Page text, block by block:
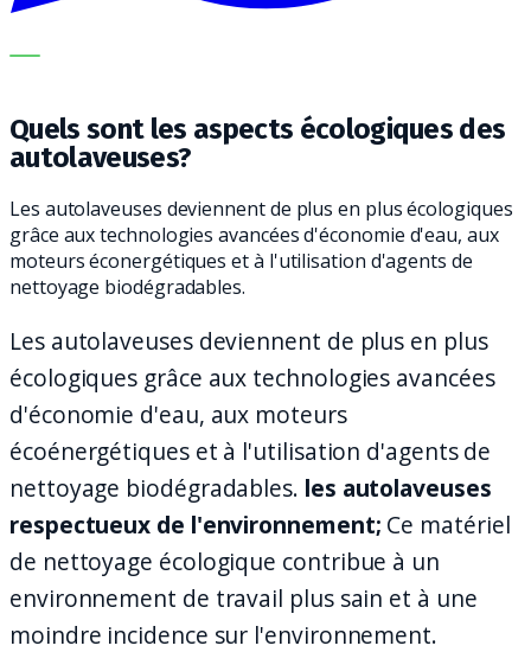
ÉTAPE ET LE TRADUISENT EN CHOIX PRATIQUES POUR
Quels sont les aspects écologiques des
autolaveuses?
Les autolaveuses deviennent de plus en plus écologiques
grâce aux technologies avancées d'économie d'eau, aux
moteurs éconergétiques et à l'utilisation d'agents de
nettoyage biodégradables.
Les autolaveuses deviennent de plus en plus
écologiques grâce aux technologies avancées
d'économie d'eau, aux moteurs
écoénergétiques et à l'utilisation d'agents de
nettoyage biodégradables. les autolaveuses
respectueux de l'environnement; Ce matériel
de nettoyage écologique contribue à un
environnement de travail plus sain et à une
moindre incidence sur l'environnement.